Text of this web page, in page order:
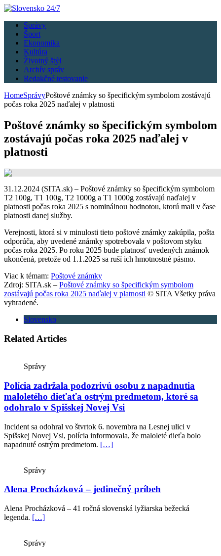
Správy
Šport
Ekonomika
Kultúra
Životný štýl
Archív správ
Redakčné testovanie
HomeSprávyPoštové známky so špecifickým symbolom zostávajú
počas roka 2025 naďalej v platnosti
Poštové známky so špecifickým symbolom
zostávajú počas roka 2025 naďalej v
platnosti
31.12.2024 (SITA.sk) – Poštové známky so špecifickým symbolom
T2 100g, T1 100g, T2 1000g a T1 1000g zostávajú naďalej v
platnosti počas roka 2025 s nominálnou hodnotou, ktorú mali v čase
platnosti danej služby.
Verejnosti, ktorá si v minulosti tieto poštové známky zakúpila, pošta
odporúča, aby uvedené známky spotrebovala v poštovom styku
počas roka 2025. Po roku 2025 bude platnosť uvedených známok
ukončená, pretože od 1.1.2025 sa ruší ich hmotnostné pásmo.
Viac k témam: Poštové známky
Zdroj: SITA.sk – Poštové známky so špecifickým symbolom
zostávajú počas roka 2025 naďalej v platnosti © SITA Všetky práva
vyhradené.
Slovensko
Related Articles
Správy
Polícia zadržala podozrivú osobu z napadnutia
maloletého dieťaťa ostrým predmetom, ktoré sa
odohralo v Spišskej Novej Vsi
Incident sa odohral vo štvrtok 6. novembra na Lesnej ulici v
Spišskej Novej Vsi, polícia informovala, že maloleté dieťa bolo
napadnuté ostrým predmetom. […]
Správy
Alena Procházková – jedinečný príbeh
Alena Procházková – 41 ročná slovenská lyžiarska bežecká
legenda. […]
Správy